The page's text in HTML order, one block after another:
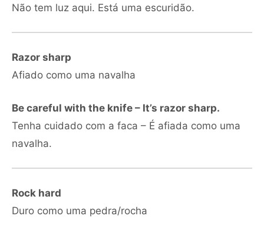
Não tem luz aqui. Está uma escuridão.
Razor sharp
Afiado como uma navalha
Be careful with the knife – It’s razor sharp.
Tenha cuidado com a faca – É afiada como uma
navalha.
Rock hard
Duro como uma pedra/rocha